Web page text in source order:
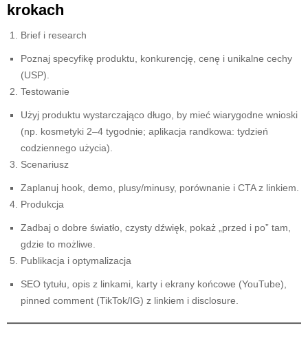
krokach
Brief i research
Poznaj specyfikę produktu, konkurencję, cenę i unikalne cechy
(USP).
Testowanie
Użyj produktu wystarczająco długo, by mieć wiarygodne wnioski
(np. kosmetyki 2–4 tygodnie; aplikacja randkowa: tydzień
codziennego użycia).
Scenariusz
Zaplanuj hook, demo, plusy/minusy, porównanie i CTA z linkiem.
Produkcja
Zadbaj o dobre światło, czysty dźwięk, pokaż „przed i po” tam,
gdzie to możliwe.
Publikacja i optymalizacja
SEO tytułu, opis z linkami, karty i ekrany końcowe (YouTube),
pinned comment (TikTok/IG) z linkiem i disclosure.